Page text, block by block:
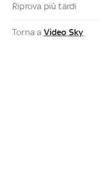
Riprova più tardi
Torna a Video Sky